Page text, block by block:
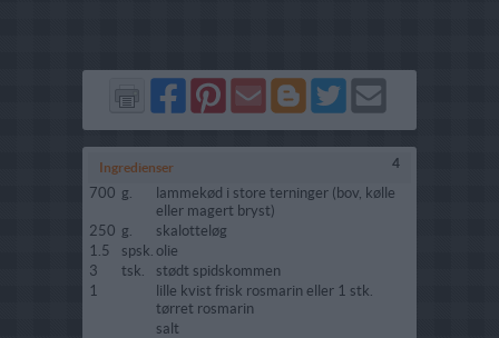
Del
på
Facebook
Del
på
Pinterest
Send
via
GMail
Del
på
Blogger
Del
på
Twitter
Send
Ingredienser 4
700 g.
lammekød i store terninger (bov, kølle
eller magert bryst)
250 g.
skalotteløg
1.5
spsk. olie
3
tsk.
stødt spidskommen
1
lille kvist frisk rosmarin eller 1 stk.
tørret rosmarin
salt